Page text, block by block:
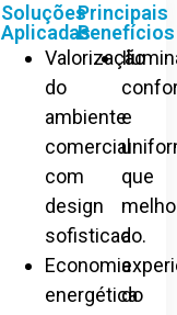
Soluções
Aplicadas
Valorização
do
ambiente
comercial
com
design
sofisticado.
Economia
energética
Principais
Benefícios
e
que
a
do